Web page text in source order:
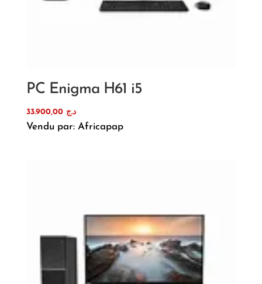
PC Enigma H61 i5
د.ج 33.900,00
Vendu par: Africapap